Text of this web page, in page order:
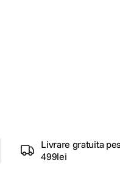
Livrare gratuita
499lei